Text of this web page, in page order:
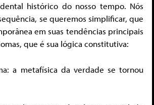
histórico do nosso tempo. Nós
se queremos simplificar, que
em suas tendências principais
que é sua lógica constitutiva:
a metafísica da verdade se tornou